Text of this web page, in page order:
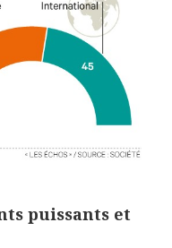
puissants et